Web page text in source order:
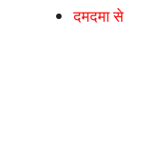
दमदमा से